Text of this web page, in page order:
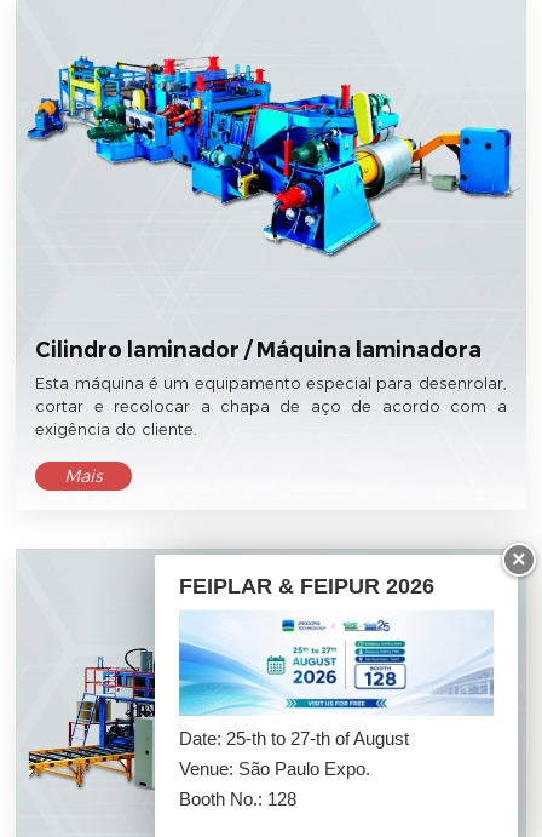
Cilindro laminador / Máquina laminadora
Esta máquina é um equipamento especial para desenrolar,
cortar e recolocar a chapa de aço de acordo com a
exigência do cliente.
Mais
×
FEIPLAR & FEIPUR 2026
Date: 25-th to 27-th of August
Venue: São Paulo Expo.
Booth No.: 128